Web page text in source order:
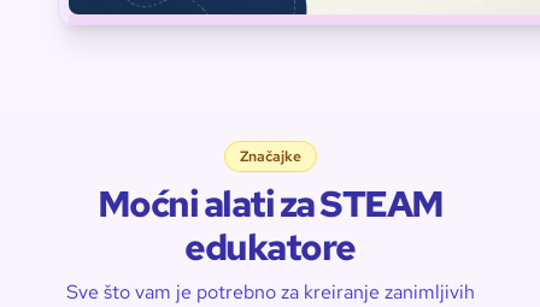
Značajke
Moćni alati za STEAM
edukatore
Sve što vam je potrebno za kreiranje zanimljivih